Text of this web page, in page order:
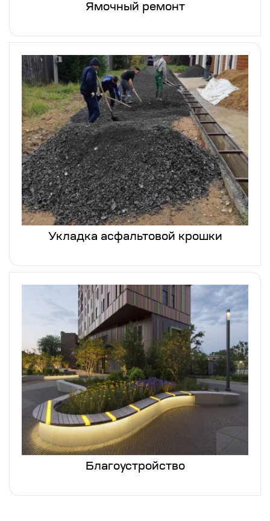
Ямочный ремонт
Укладка асфальтовой крошки
Благоустройство